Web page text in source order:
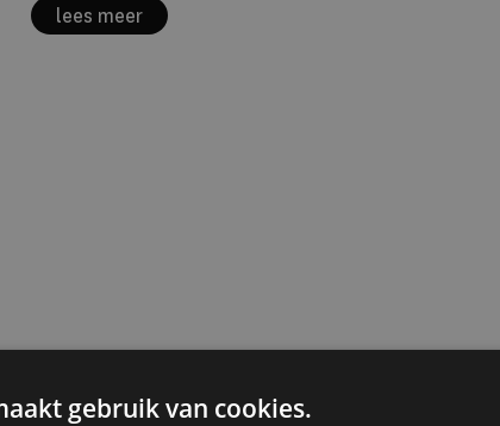
escape al snel een volwaardige ervaring.
lees meer
gebruik van cookies.